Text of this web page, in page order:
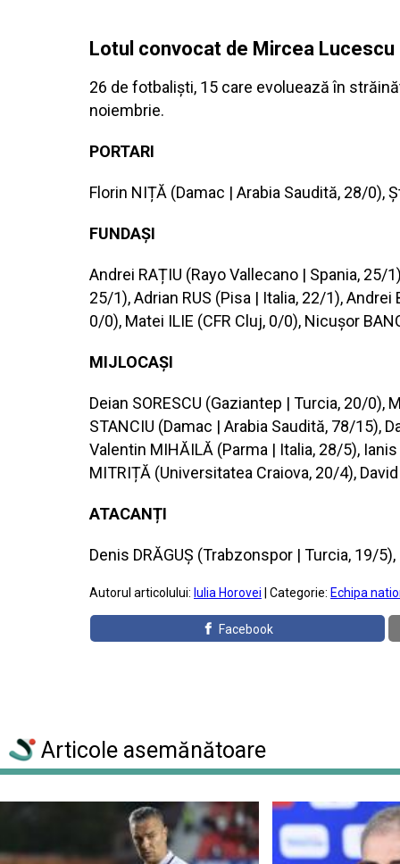
Lotul convocat de Mircea
26 de fotbaliști, 15 care evoluează în
noiembrie.
PORTARI
Florin NIȚĂ (Damac | Arabia Saudită, 28/0),
FUNDAȘI
Andrei RAȚIU (Rayo Vallecano | Spania, 25/
25/1), Adrian RUS (Pisa | Italia, 22/1),
0/0), Matei ILIE (CFR Cluj, 0/0), Nicușor
MIJLOCAȘI
Deian SORESCU (Gaziantep | Turcia, 20/0),
STANCIU (Damac | Arabia Saudită, 78/15),
Valentin MIHĂILĂ (Parma | Italia, 28/5),
MITRIȚĂ (Universitatea Craiova, 20/4),
ATACANȚI
Denis DRĂGUȘ (Trabzonspor | Turcia, 19/
Autorul articolului: Iulia Horovei | Categorie: Echipa
Facebook
Articole asemănătoare